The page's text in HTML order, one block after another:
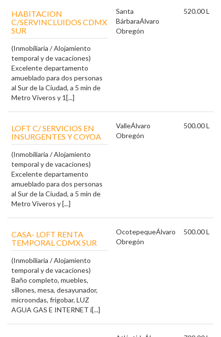
HABITACION
C/SERVINCLUIDOS CDMX
SUR
(Inmobiliaria / Alojamiento
temporal y de vacaciones)
Excelente departamento
amueblado para dos personas
al Sur de la Ciudad, a 5 min de
Metro Viveros y 1[...]
Santa
BárbaraÁlvaro
Obregón
520.00 L
LOFT C/ SERVICIOS EN
INSURGENTES Y COYOA
(Inmobiliaria / Alojamiento
temporal y de vacaciones)
Excelente departamento
amueblado para dos personas
al Sur de la Ciudad, a 5 min de
Metro Viveros y [...]
ValleÁlvaro
Obregón
500.00 L
CASA- LOFT RENTA
TEMPORAL CDMX SUR
(Inmobiliaria / Alojamiento
temporal y de vacaciones)
Baño completo, muebles,
sillones, mesa, desayunador,
microondas, frigobar, LUZ
AGUA GAS E INTERNET i[...]
OcotepequeÁlvaro
Obregón
500.00 L